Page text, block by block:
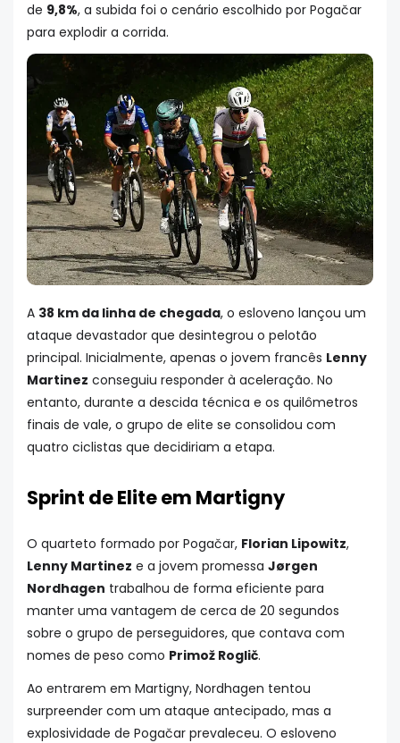
de 9,8%, a subida foi o cenário escolhido por Pogačar
para explodir a corrida.
A 38 km da linha de chegada, o esloveno lançou um
ataque devastador que desintegrou o pelotão
principal. Inicialmente, apenas o jovem francês Lenny
Martinez conseguiu responder à aceleração. No
entanto, durante a descida técnica e os quilômetros
finais de vale, o grupo de elite se consolidou com
quatro ciclistas que decidiriam a etapa.
Sprint de Elite em Martigny
O quarteto formado por Pogačar, Florian Lipowitz,
Lenny Martinez e a jovem promessa Jørgen
Nordhagen trabalhou de forma eficiente para
manter uma vantagem de cerca de 20 segundos
sobre o grupo de perseguidores, que contava com
nomes de peso como Primož Roglič.
Ao entrarem em Martigny, Nordhagen tentou
surpreender com um ataque antecipado, mas a
explosividade de Pogačar prevaleceu. O esloveno